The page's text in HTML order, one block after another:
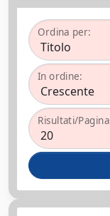
Ordina per:
In ordine:
Risultati/Pagina